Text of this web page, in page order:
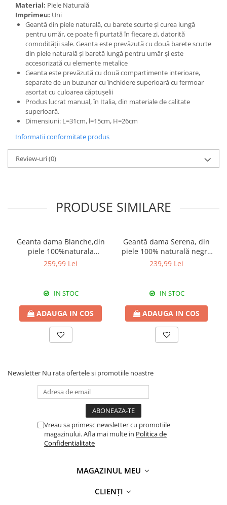
Material: Piele Naturală
Imprimeu: Uni
Geantă din piele naturală, cu barete scurte și curea lungă
pentru umăr, ce poate fi purtată în fiecare zi, datorită
comodității sale. Geanta este prevăzută cu două barete scurte
din piele naturală și baretă lungă pentru umăr și este
accesorizată cu elemente metalice
Geanta este prevăzută cu două compartimente interioare,
separate de un buzunar cu închidere superioară cu fermoar
asortat cu culoarea căptușelii
Produs lucrat manual, în Italia, din materiale de calitate
superioară.
Dimensiuni: L=31cm, l=15cm, H=26cm
Informatii conformitate produs
Review-uri(0)
PRODUSE SIMILARE
Geanta dama Blanche,din
piele 100%naturala
Italia,8246,negru
259,99 Lei
IN STOC
ADAUGA IN COS
Geantă dama Serena, din
piele 100% naturală negru
8244
239,99 Lei
IN STOC
ADAUGA IN COS
Newsletter Nu rata ofertele si promotiile noastre
Vreau sa primesc newsletter cu promotiile
magazinului. Afla mai multe in Politica de
Confidentialitate
MAGAZINUL MEU
CLIENȚI